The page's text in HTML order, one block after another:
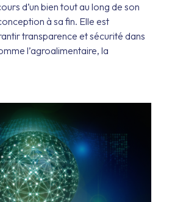
d’un bien tout au long de son
à sa fin. Elle est
transparence et sécurité dans
l’agroalimentaire, la